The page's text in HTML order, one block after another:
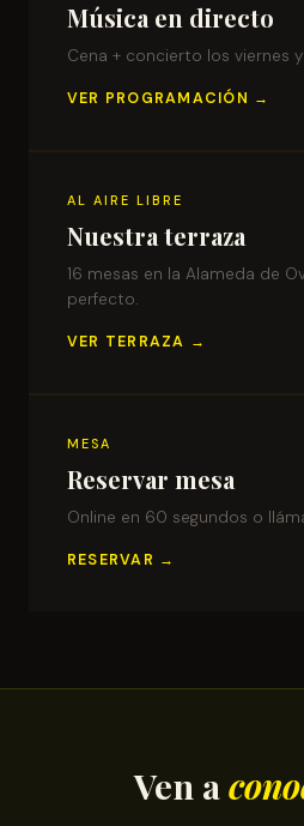
Música en directo
Cena + concierto los viernes
VER PROGRAMACIÓN →
AL AIRE LIBRE
Nuestra terraza
16 mesas en la Alameda de
perfecto.
VER TERRAZA →
MESA
Reservar mesa
Online en 60 segundos o
RESERVAR →
Ven a